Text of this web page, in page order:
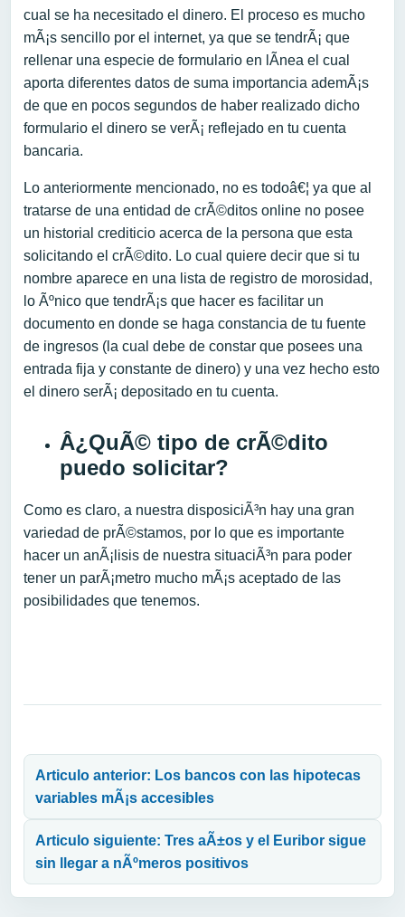
cual se ha necesitado el dinero. El proceso es mucho
mÃ¡s sencillo por el internet, ya que se tendrÃ¡ que
rellenar una especie de formulario en lÃ­nea el cual
aporta diferentes datos de suma importancia ademÃ¡s
de que en pocos segundos de haber realizado dicho
formulario el dinero se verÃ¡ reflejado en tu cuenta
bancaria.
Lo anteriormente mencionado, no es todoâ€¦ ya que al
tratarse de una entidad de crÃ©ditos online no posee
un historial crediticio acerca de la persona que esta
solicitando el crÃ©dito. Lo cual quiere decir que si tu
nombre aparece en una lista de registro de morosidad,
lo Ãºnico que tendrÃ¡s que hacer es facilitar un
documento en donde se haga constancia de tu fuente
de ingresos (la cual debe de constar que posees una
entrada fija y constante de dinero) y una vez hecho esto
el dinero serÃ¡ depositado en tu cuenta.
Â¿QuÃ© tipo de crÃ©dito
puedo solicitar?
Como es claro, a nuestra disposiciÃ³n hay una gran
variedad de prÃ©stamos, por lo que es importante
hacer un anÃ¡lisis de nuestra situaciÃ³n para poder
tener un parÃ¡metro mucho mÃ¡s aceptado de las
posibilidades que tenemos.
Articulo anterior: Los bancos con las hipotecas
variables mÃ¡s accesibles
Articulo siguiente: Tres aÃ±os y el Euribor sigue
sin llegar a nÃºmeros positivos